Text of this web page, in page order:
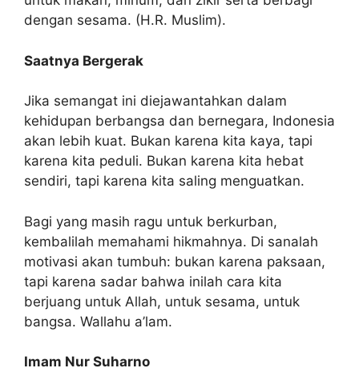
dengan sesama. (H.R. Muslim).
Saatnya Bergerak
Jika semangat ini diejawantahkan dalam
kehidupan berbangsa dan bernegara, Indonesia
akan lebih kuat. Bukan karena kita kaya, tapi
karena kita peduli. Bukan karena kita hebat
sendiri, tapi karena kita saling menguatkan.
Bagi yang masih ragu untuk berkurban,
kembalilah memahami hikmahnya. Di sanalah
motivasi akan tumbuh: bukan karena paksaan,
tapi karena sadar bahwa inilah cara kita
berjuang untuk Allah, untuk sesama, untuk
bangsa. Wallahu a’lam.
Imam Nur Suharno